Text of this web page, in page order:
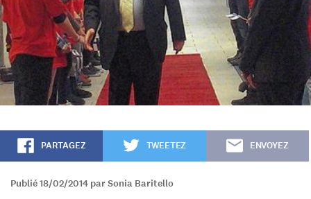
PARTAGEZ TWEETEZ ENVOYEZ
Publié 18/02/2014 par Sonia Baritello